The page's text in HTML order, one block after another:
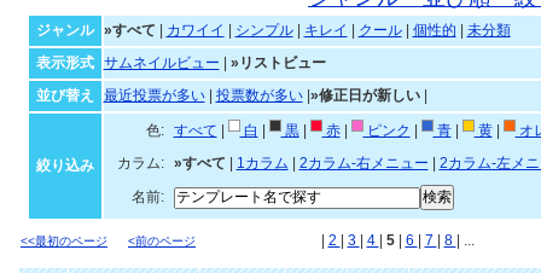
ジャンル »すべて カワイイ シンプル| キレイ クール| 個性的
未分類
表示形式
サムネイルビュー
»リストビュー
並び替え
最近投票が多い| 投票数が多い| »修正日が新しい|
絞り込み
色: すべて 白 黒| 赤| ピンク 青| 黄|
オ
カラム:
»すべて 1カラム 2カラム-右メニュー
2カラム-左メ
名前:
<<最初のページ <前のページ 2 3 4 5 6 7 8 | ...